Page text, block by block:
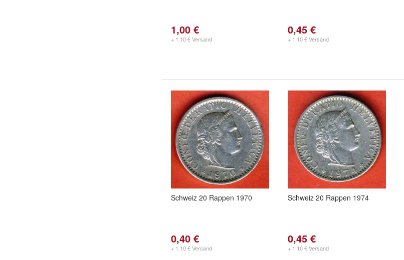
1,00 €
+ 1,10 € Versand
0,45 €
+ 1,10 € Versand
Schweiz 20 Rappen 1970
0,40 €
+ 1,10 € Versand
Schweiz 20 Rappen 1974
0,45 €
+ 1,10 € Versand